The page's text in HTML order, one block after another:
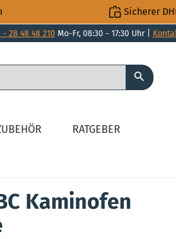
Sicherer
- 28 48 48 210 Mo-Fr, 08:30 - 17:30 Uhr |
RATGEBER
Kaminofen